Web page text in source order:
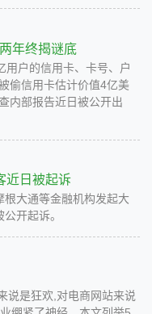
年终揭谜底
用户的信用卡、卡号、户
偷信用卡估计价值4亿美
内部报告近日被公开出
近日被起诉
大通等金融机构发起大
开起诉。
说是狂欢,对电商网站来说